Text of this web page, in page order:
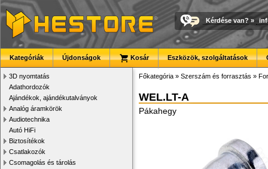
Kérdése van? »
Kategóriák Újdonságok Kosár Eszközök, szolgáltatások
3D nyomtatás
Adathordozók
Ajándékok, ajándékutalványok
Analóg áramkörök
Audiotechnika
Autó HiFi
Biztosítékok
Csatlakozók
Csomagolás és tárolás
Főkategória » Szerszám és forrasztás »
WEL.LT-A
Pákahegy